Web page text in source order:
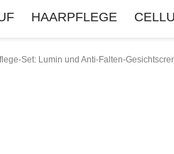
HAARPFLEGE
Set: Lumin und Anti-Falten-